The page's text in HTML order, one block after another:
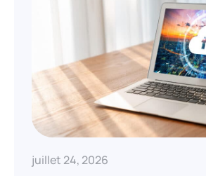
juillet 24, 2026